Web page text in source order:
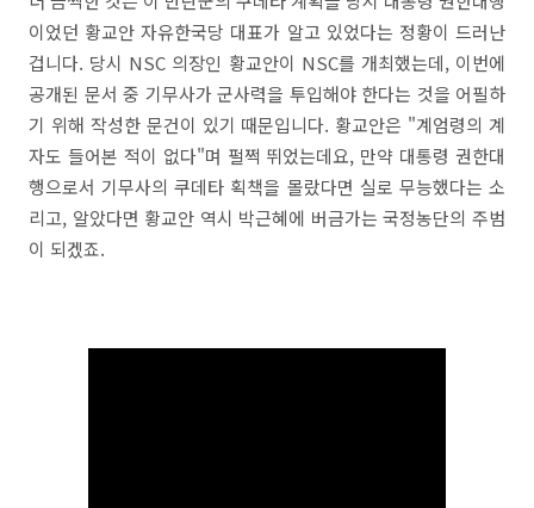
이었던 황교안 자유한국당 대표가 알고 있었다는 정황이 드러난
겁니다. 당시 NSC 의장인 황교안이 NSC를 개최했는데, 이번에
공개된 문서 중 기무사가 군사력을 투입해야 한다는 것을 어필하
기 위해 작성한 문건이 있기 때문입니다. 황교안은 "계엄령의 계
자도 들어본 적이 없다"며 펄쩍 뛰었는데요, 만약 대통령 권한대
행으로서 기무사의 쿠데타 획책을 몰랐다면 실로 무능했다는 소
리고, 알았다면 황교안 역시 박근혜에 버금가는 국정농단의 주범
이 되겠죠.